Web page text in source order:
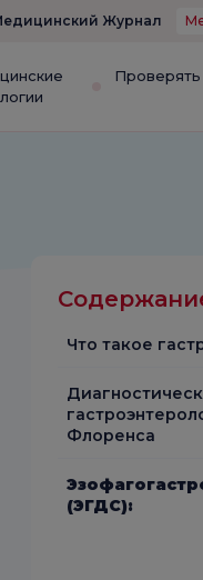
Журнал
Проверять
Что такое
Флоренса
(ЭГДС):